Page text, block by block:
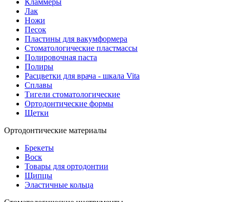
Лак
Ножи
Песок
Пластины для вакумформера
Стоматологические пластмассы
Полировочная паста
Полиры
Расцветки для врача - шкала Vita
Сплавы
Тигели стоматологические
Ортодонтические формы
Щетки
Ортодонтические материалы
Брекеты
Воск
Товары для ортодонтии
Щипцы
Эластичные кольца